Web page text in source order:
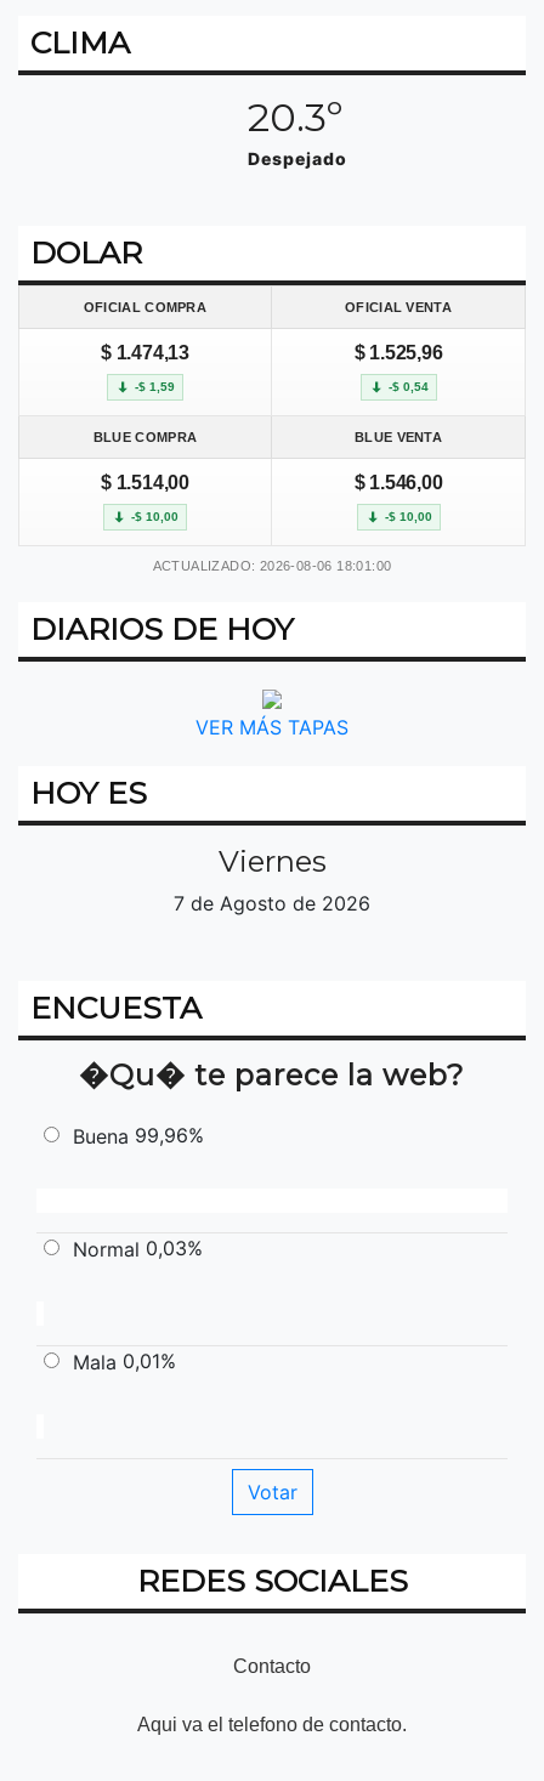
CLIMA
20.3º
Despejado
DOLAR
OFICIAL COMPRA OFICIAL VENTA
$ 1.474,13
-$ 1,59
$ 1.525,96
-$ 0,54
BLUE COMPRA BLUE VENTA
$ 1.514,00
-$ 10,00
$ 1.546,00
-$ 10,00
ACTUALIZADO: 2026-08-06 18:01:00
DIARIOS DE HOY
VER MÁS TAPAS
HOY ES
Viernes
7 de Agosto de 2026
ENCUESTA
�Qu� te parece la web?
Buena 99,96%
Normal 0,03%
Mala 0,01%
REDES SOCIALES
Contacto
Aqui va el telefono de contacto.